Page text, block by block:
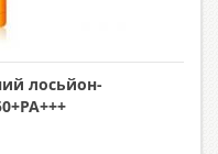
лосьйон-